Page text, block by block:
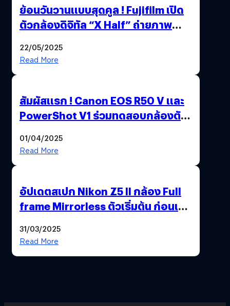
ย้อนวันวานแบบสุดคูล ! Fujifilm เปิด
ตัวกล้องดิจิทัล “X Half” ถ่ายภาพ
22/05/2025
Read More
สัมผัสแรก ! Canon EOS R50 V และ
PowerShot V1 ร่วมทดสอบกล้องตัว
01/04/2025
Read More
อัปเดตสเปก Nikon Z5 II กล้อง Full
frame Mirrorless ตัวเริ่มต้น ก่อนเปิด
31/03/2025
Read More